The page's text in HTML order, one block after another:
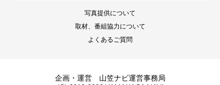
写真提供について
取材、番組協力について
よくあるご質問
企画・運営 山笠ナビ運営事務局